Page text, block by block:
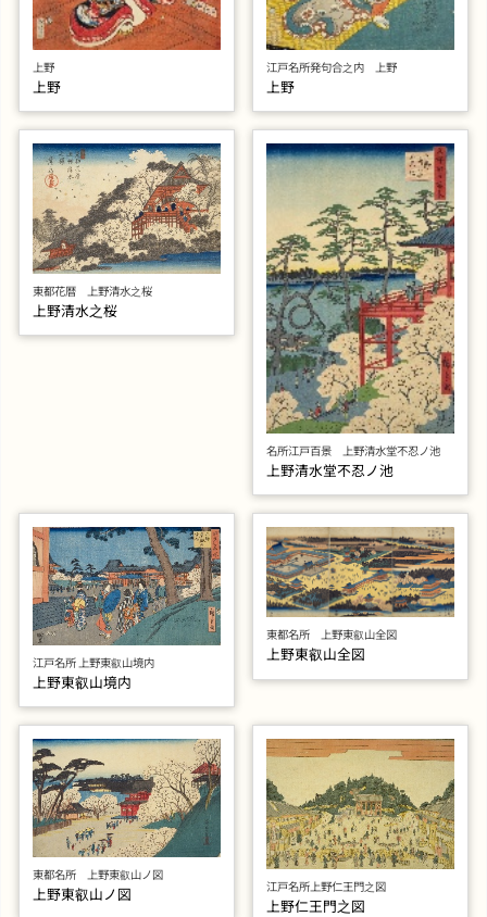
上野
上野
江戸名所発句合之内 上野
上野
東都花暦 上野清水之桜
上野清水之桜
名所江戸百景 上野清水堂不忍ノ池
上野清水堂不忍ノ池
江戸名所 上野東叡山境内
上野東叡山境内
東都名所 上野東叡山全図
上野東叡山全図
東都名所 上野東叡山ノ図
上野東叡山ノ図 江戸名所上野仁王門之図
上野仁王門之図